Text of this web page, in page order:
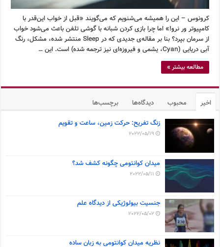
کرونوس – این را همیشه می‌شنویم که می‌گویند «قبل از خواب این‌قدر با
کامپیوتر ور نرو!» اما چرا بازی کردن شبانه با گوشی تلفن باعث می‌شود خواب
از سرمان بپرد؟ بنا بر مقاله‌ی جدیدی که در Sleep منتشر شده، مشکل، رنگ
آبی دریایی (Cyan، یشمی و فیروزه‌ای نیز ترجمه شده) است. این …
مطالعه بیشتر »
اخیر محبوب دیدگاه‌ها برچسب‌ها
زنگ تفریح: حرکت زمین، ساعت و تقویم
2022/05/19
میدان کوانتومی چگونه کشف شد؟
2022/05/11
جنسیت بیولوژیکی از دیدگاه علم
2022/05/02
نظریه میدان کوانتومی به زبان ساده